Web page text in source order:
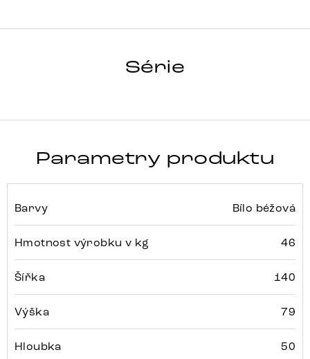
Série
Parametry produktu
Barvy Bílo béžová
Hmotnost výrobku v kg 46
Šířka 140
Výška 79
Hloubka 50